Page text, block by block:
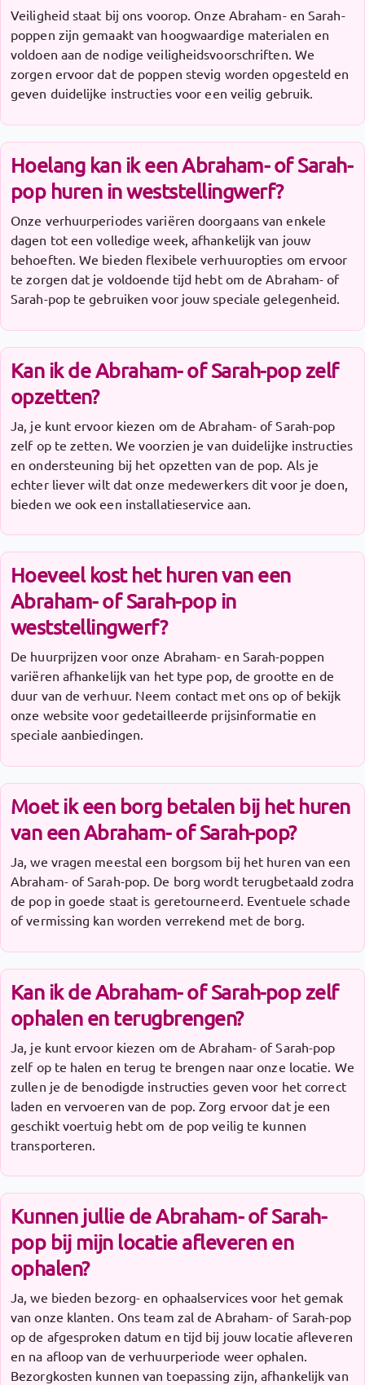
Veiligheid staat bij ons voorop. Onze Abraham- en Sarah-
poppen zijn gemaakt van hoogwaardige materialen en
voldoen aan de nodige veiligheidsvoorschriften. We
zorgen ervoor dat de poppen stevig worden opgesteld en
geven duidelijke instructies voor een veilig gebruik.
Hoelang kan ik een Abraham- of Sarah-
pop huren in weststellingwerf?
Onze verhuurperiodes variëren doorgaans van enkele
dagen tot een volledige week, afhankelijk van jouw
behoeften. We bieden flexibele verhuuropties om ervoor
te zorgen dat je voldoende tijd hebt om de Abraham- of
Sarah-pop te gebruiken voor jouw speciale gelegenheid.
Kan ik de Abraham- of Sarah-pop zelf
opzetten?
Ja, je kunt ervoor kiezen om de Abraham- of Sarah-pop
zelf op te zetten. We voorzien je van duidelijke instructies
en ondersteuning bij het opzetten van de pop. Als je
echter liever wilt dat onze medewerkers dit voor je doen,
bieden we ook een installatieservice aan.
Hoeveel kost het huren van een
Abraham- of Sarah-pop in
weststellingwerf?
De huurprijzen voor onze Abraham- en Sarah-poppen
variëren afhankelijk van het type pop, de grootte en de
duur van de verhuur. Neem contact met ons op of bekijk
onze website voor gedetailleerde prijsinformatie en
speciale aanbiedingen.
Moet ik een borg betalen bij het huren
van een Abraham- of Sarah-pop?
Ja, we vragen meestal een borgsom bij het huren van een
Abraham- of Sarah-pop. De borg wordt terugbetaald zodra
de pop in goede staat is geretourneerd. Eventuele schade
of vermissing kan worden verrekend met de borg.
Kan ik de Abraham- of Sarah-pop zelf
ophalen en terugbrengen?
Ja, je kunt ervoor kiezen om de Abraham- of Sarah-pop
zelf op te halen en terug te brengen naar onze locatie. We
zullen je de benodigde instructies geven voor het correct
laden en vervoeren van de pop. Zorg ervoor dat je een
geschikt voertuig hebt om de pop veilig te kunnen
transporteren.
Kunnen jullie de Abraham- of Sarah-
pop bij mijn locatie afleveren en
ophalen?
Ja, we bieden bezorg- en ophaalservices voor het gemak
van onze klanten. Ons team zal de Abraham- of Sarah-pop
op de afgesproken datum en tijd bij jouw locatie afleveren
en na afloop van de verhuurperiode weer ophalen.
Bezorgkosten kunnen van toepassing zijn, afhankelijk van